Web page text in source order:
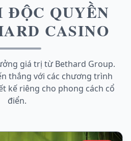
ĐỘC QUYỀN
CASINO
giá trị từ Bethard Group.
thắng với các chương trình
kế riêng cho phong cách cổ
điển.